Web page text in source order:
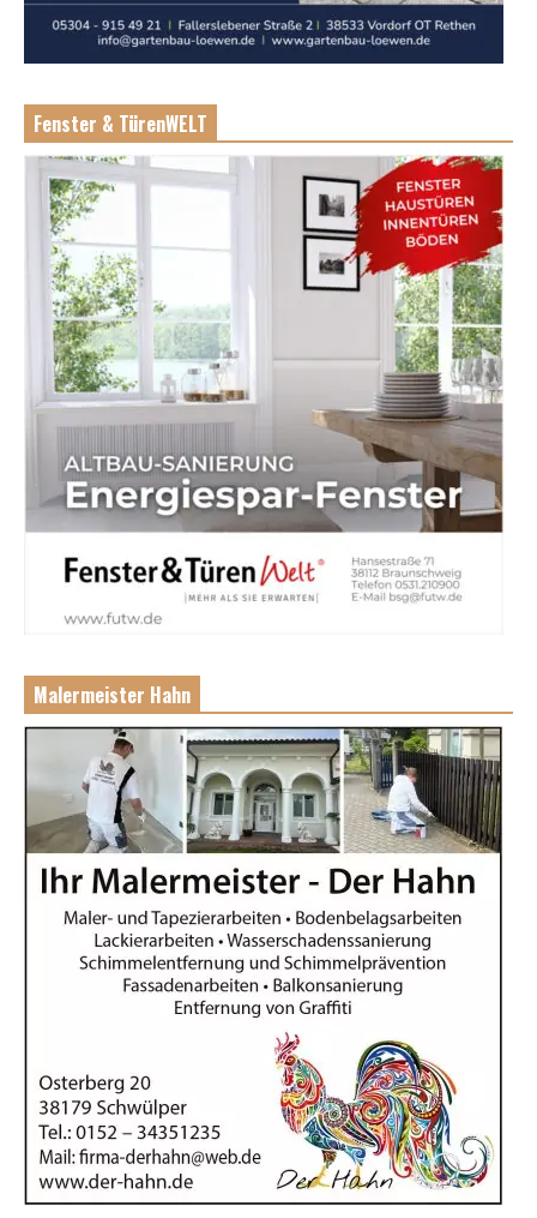
Fenster & TürenWELT
Malermeister Hahn